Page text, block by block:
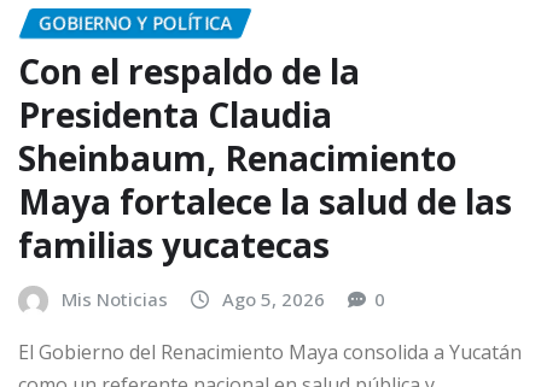
GOBIERNO Y POLÍTICA
Con el respaldo de la
Presidenta Claudia
Sheinbaum, Renacimiento
Maya fortalece la salud de las
familias yucatecas
Mis Noticias Ago 5, 2026 0
El Gobierno del Renacimiento Maya consolida a Yucatán